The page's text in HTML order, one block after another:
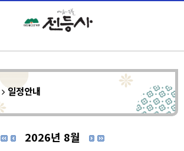
일정안내
2026년 8월